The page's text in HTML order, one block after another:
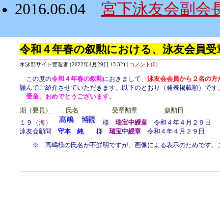
2016.06.04
宮下泳友会副会
令和４年春の叙勲における、泳友会員
水泳部サイト管理者 (2022年4月29日 13:32) コメント(0)
この度の令和４年春の叙勲におきまして、 泳友会会員から２名の方
謹んでご紹介させていただきます。以下のとおり（発表掲載順）です
受章、おめでとうございます。
期（要員）
氏名 受章勲章
叙勲日
１９
（海） 様 瑞宝中綬章
令和４年４月２９日
泳友会顧問 守本 純 様 瑞宝中綬章
令和４年４月２９日
※ 高嶋様の氏名が不鮮明ですが、画像による表示のためです。